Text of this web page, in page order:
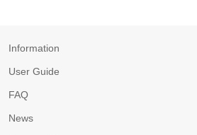
Information
User Guide
FAQ
News